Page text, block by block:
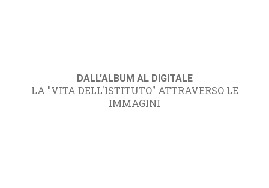
DALL'ALBUM AL DIGITALE
LA "VITA DELL'ISTITUTO" ATTRAVERSO LE
IMMAGINI